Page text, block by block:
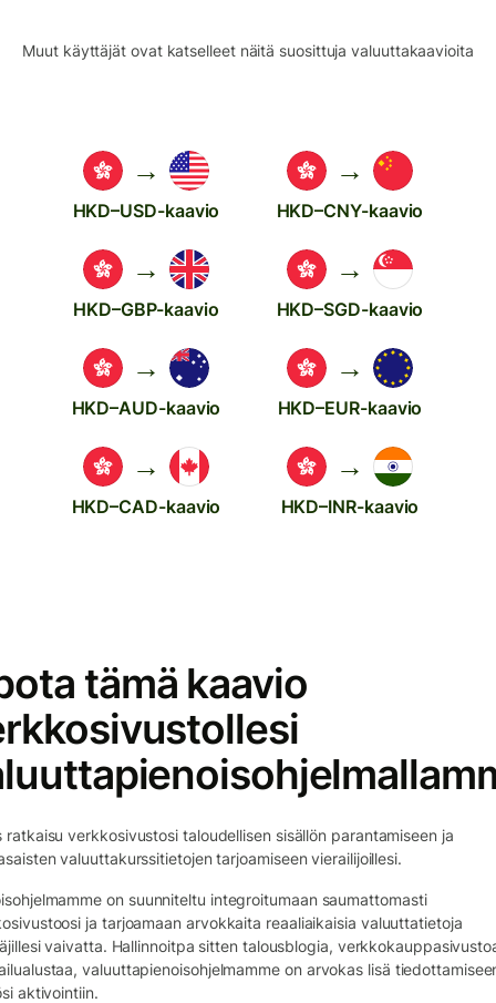
Muut käyttäjät ovat katselleet näitä suosittuja valuuttakaavioita
→
HKD–USD-kaavio
→
HKD–CNY-kaavio
→
HKD–GBP-kaavio
→
HKD–SGD-kaavio
→
HKD–AUD-kaavio
→
HKD–EUR-kaavio
→
HKD–CAD-kaavio
→
HKD–INR-kaavio
tämä kaavio
ratkaisu verkkosivustosi taloudellisen sisällön parantamiseen ja
valuuttakurssitietojen tarjoamiseen vierailijoillesi.
on suunniteltu integroitumaan saumattomasti
ja tarjoamaan arvokkaita reaaliaikaisia valuuttatietoja
vaivatta. Hallinnoitpa sitten talousblogia,
valuuttapienoisohjelmamme on arvokas lisä
aktivointiin.